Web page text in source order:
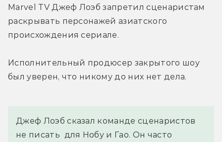
Marvel TV Джеф Лоэб запретил сценаристам
раскрывать персонажей азиатского
происхождения сериале.
Исполнительный продюсер закрытого шоу
был уверен, что никому до них нет дела.
Джеф Лоэб сказал команде сценаристов
не писать  для Нобу и Гао. Он часто